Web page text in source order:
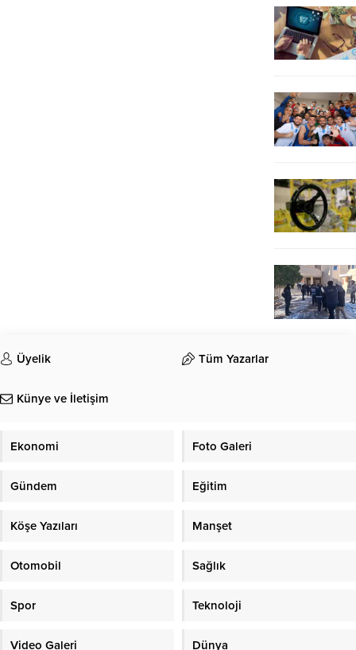
Üyelik Tüm Yazarlar
Künye ve İletişim
Ekonomi Foto Galeri
Gündem Eğitim
Köşe Yazıları Manşet
Otomobil Sağlık
Spor Teknoloji
Video Galeri Dünya